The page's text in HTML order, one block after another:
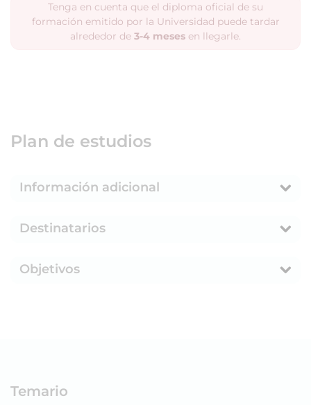
Tenga en cuenta que el diploma oficial de su
formación emitido por la Universidad puede tardar
alrededor de 3-4 meses en llegarle.
Plan de estudios
Información adicional
Destinatarios
Objetivos
Temario